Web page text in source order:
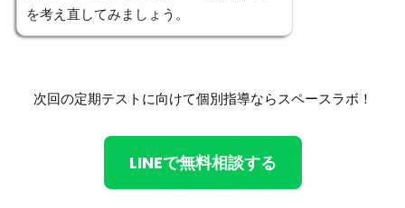
を考え直してみましょう。
次回の定期テストに向けて個別指導ならスペースラボ！
LINEで無料相談する